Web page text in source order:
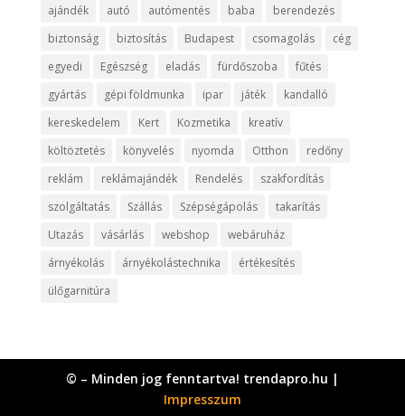
ajándék autó autómentés baba
berendezés
biztonság
biztosítás Budapest csomagolás
cég
egyedi
Egészség eladás fürdőszoba
fűtés
gyártás
gépi földmunka ipar játék
kandalló
kereskedelem
Kert Kozmetika
kreatív
költöztetés
könyvelés nyomda Otthon
redőny
reklám
reklámajándék Rendelés
szakfordítás
szolgáltatás
Szállás Szépségápolás
takarítás
Utazás
vásárlás webshop
webáruház
árnyékolás
árnyékolástechnika
értékesítés
ülőgarnitúra
© – Minden jog fenntartva! trendapro.hu |
Impresszum